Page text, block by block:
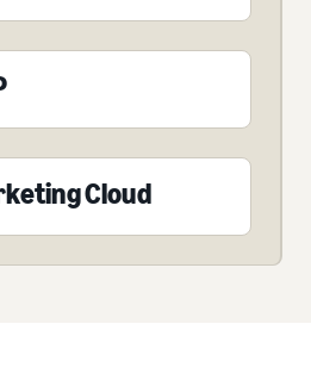
Cloud